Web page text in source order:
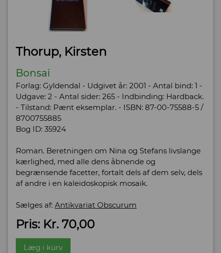
Thorup, Kirsten
Bonsai
Forlag: Gyldendal - Udgivet år: 2001 - Antal bind: 1 -
Udgave: 2 - Antal sider: 265 - Indbinding: Hardback.
- Tilstand: Pænt eksemplar. - ISBN: 87-00-75588-5 /
8700755885
Bog ID: 35924
Roman. Beretningen om Nina og Stefans livslange
kærlighed, med alle dens åbnende og
begrænsende facetter, fortalt dels af dem selv, dels
af andre i en kaleidoskopisk mosaik.
Sælges af: Antikvariat Obscurum
Pris: Kr. 70,00
Læg i kurv